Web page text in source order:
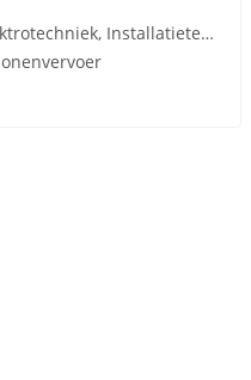
Bouwkunde, Economie, Elektrotechniek, Installatietechniek, Technische Bedrijfskunde, Werktuigbouwkunde, Bedrijfskunde, Maatschappij